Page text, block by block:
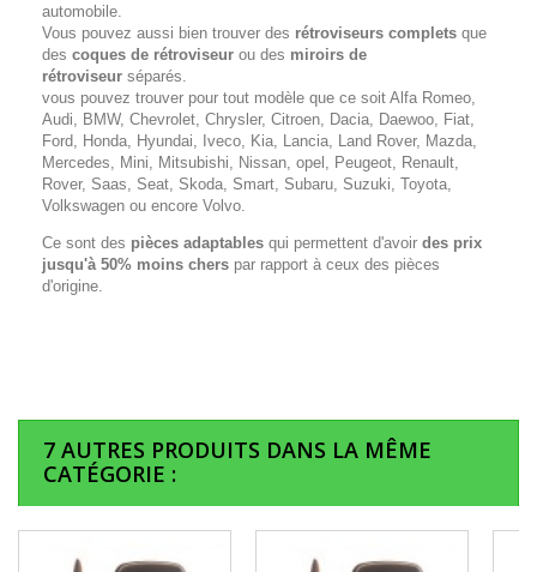
automobile.
Vous pouvez aussi bien trouver des rétroviseurs complets que
des coques de rétroviseur ou des miroirs de
rétroviseur séparés.
vous pouvez trouver pour tout modèle que ce soit Alfa Romeo,
Audi, BMW, Chevrolet, Chrysler, Citroen, Dacia, Daewoo, Fiat,
Ford, Honda, Hyundai, Iveco, Kia, Lancia, Land Rover, Mazda,
Mercedes, Mini, Mitsubishi, Nissan, opel, Peugeot, Renault,
Rover, Saas, Seat, Skoda, Smart, Subaru, Suzuki, Toyota,
Volkswagen ou encore Volvo.
Ce sont des pièces adaptables qui permettent d'avoir des prix
jusqu'à 50% moins chers par rapport à ceux des pièces
d'origine.
7 AUTRES PRODUITS DANS LA MÊME
CATÉGORIE :